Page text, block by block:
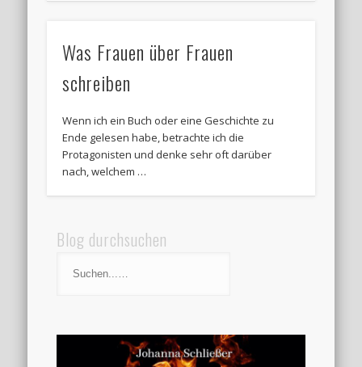
Was Frauen über Frauen
schreiben
Wenn ich ein Buch oder eine Geschichte zu
Ende gelesen habe, betrachte ich die
Protagonisten und denke sehr oft darüber
nach, welchem …
Blog durchsuchen